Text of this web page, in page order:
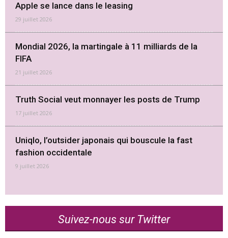
Apple se lance dans le leasing
29 juillet 2026
Mondial 2026, la martingale à 11 milliards de la
FIFA
21 juillet 2026
Truth Social veut monnayer les posts de Trump
17 juillet 2026
Uniqlo, l’outsider japonais qui bouscule la fast
fashion occidentale
9 juillet 2026
Suivez-nous sur Twitter